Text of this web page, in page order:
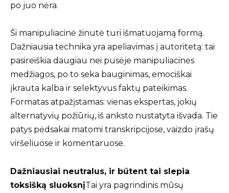
po juo nėra.
Ši manipuliacinė žinutė turi išmatuojamą formą.
Dažniausia technika yra apeliavimas į autoritetą: tai
pasireiškia daugiau nei pusėje manipuliacinės
medžiagos, po to seka bauginimas, emociškai
įkrauta kalba ir selektyvus faktų pateikimas.
Formatas atpažįstamas: vienas ekspertas, jokių
alternatyvių požiūrių, iš anksto nustatyta išvada. Tie
patys pėdsakai matomi transkripcijose, vaizdo įrašų
viršeliuose ir komentaruose.
Dažniausiai neutralus, ir būtent tai slepia
toksišką sluoksnįTai yra pagrindinis mūsų